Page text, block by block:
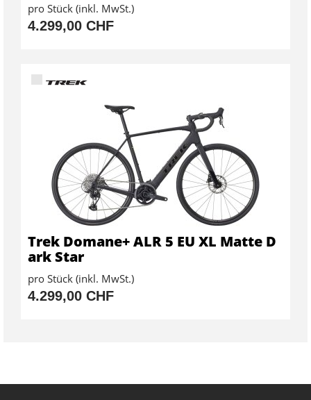
pro Stück (inkl. MwSt.)
4.299,00 CHF
Trek Domane+ ALR 5 EU XL Matte D
ark Star
pro Stück (inkl. MwSt.)
4.299,00 CHF